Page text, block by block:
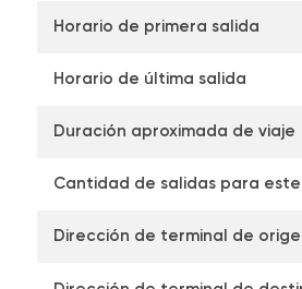
Horario de primera salida
Horario de última salida
Duración aproximada de viaje
Cantidad de salidas para este
Dirección de terminal de